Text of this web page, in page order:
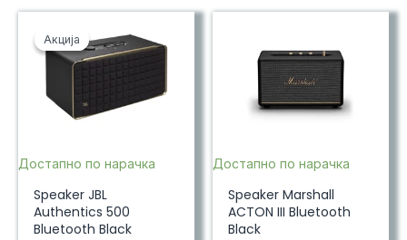
Акција
Акција
Достапно по нарачка
Speaker JBL
Authentics 500
Bluetooth Black
Достапно по нарачка
Speaker Marshall
ACTON III Bluetooth
Black